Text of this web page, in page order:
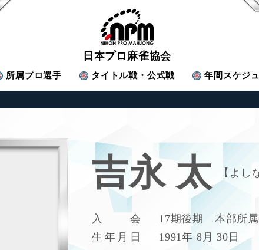
日本プロ麻雀協会
所属プロ選手 タイトル戦・公式戦 年間スケジ
吉永 太 よし
入 会
17期後期 本部所属
生 年 月 日
1991年 8月 30日